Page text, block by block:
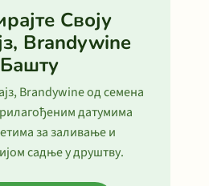
Своју
Brandywine
Башту
Brandywine од семена
датумима
за заливање и
садње у друштву.